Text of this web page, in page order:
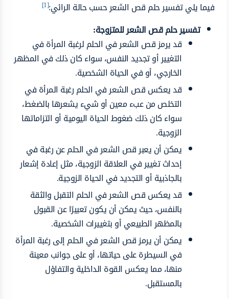
فيما يلي تفسير حلم قص الشعر حسب حالة الرائي:[1]
تفسير حلم قص الشعر للمتزوجة:
قد يرمز قص الشعر في الحلم لرغبة المرأة في
التغيير أو تجديد النفس، سواء كان ذلك في المظهر
الخارجي، أو في الحياة الشخصية.
قد يعكس قص الشعر في الحلم رغبة المرأة في
التخلص من عبء معين أو شيء يشعرها بالضغط،
سواء كان ذلك ضغوط الحياة اليومية أو التزاماتها
الزوجية.
يمكن أن يعبر قص الشعر في الحلم عن رغبة في
إحداث تغيير في العلاقة الزوجية، مثل إعادة إشعار
بالجاذبية أو التجديد في الحياة الزوجية.
قد يعكس قص الشعر في الحلم التقبل والثقة
بالنفس، حيث يمكن أن يكون تعبيرًا عن القبول
بالمظهر الطبيعي أو بتغييرات الشخصية.
يمكن أن يرمز قص الشعر في الحلم إلى رغبة المرأة
في السيطرة على حياتها، أو على جوانب معينة
منها، مما يعكس القوة الداخلية والتفاؤل
بالمستقبل.